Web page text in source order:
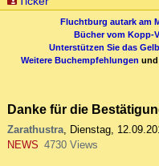
Fluchtburg autark am
Bücher vom Kopp-
Unterstützen Sie das
Weitere Buchempfehlungen und
Danke für die
Zarathustra, Dienstag,
NEWS 4730 Views